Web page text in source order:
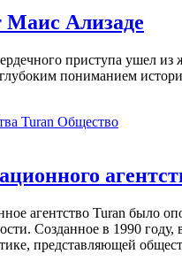
Маис Ализаде
приступа
пониманием
Общество
агентство Turan было
Созданное в 1990
представляющей